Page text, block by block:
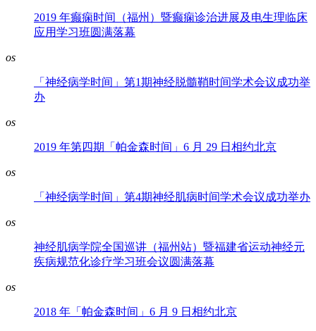
2019 年癫痫时间（福州）暨癫痫诊治进展及电生理临床
应用学习班圆满落幕
os
「神经病学时间」第1期神经脱髓鞘时间学术会议成功举
办
os
2019 年第四期「帕金森时间」6 月 29 日相约北京
os
「神经病学时间」第4期神经肌病时间学术会议成功举办
os
神经肌病学院全国巡讲（福州站）暨福建省运动神经元
疾病规范化诊疗学习班会议圆满落幕
os
2018 年「帕金森时间」6 月 9 日相约北京